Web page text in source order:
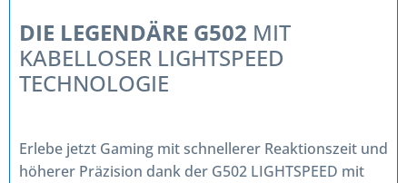
DIE LEGENDÄRE G502 MIT
KABELLOSER LIGHTSPEED
TECHNOLOGIE
Erlebe jetzt Gaming mit schnellerer Reaktionszeit und
höherer Präzision dank der G502 LIGHTSPEED mit